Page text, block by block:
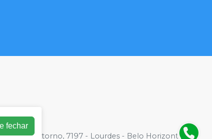
do Contorno, 7197 - Lourdes - Belo Horizonte, MG
fechar